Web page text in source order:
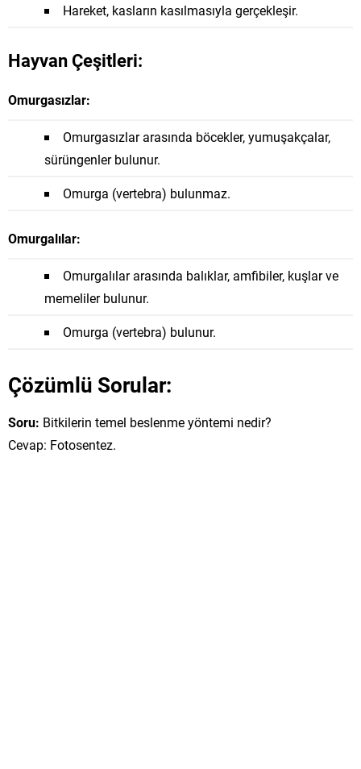
Hareket, kasların kasılmasıyla gerçekleşir.
Hayvan Çeşitleri:
Omurgasızlar:
Omurgasızlar arasında böcekler, yumuşakçalar,
sürüngenler bulunur.
Omurga (vertebra) bulunmaz.
Omurgalılar:
Omurgalılar arasında balıklar, amfibiler, kuşlar ve
memeliler bulunur.
Omurga (vertebra) bulunur.
Çözümlü Sorular:
Soru: Bitkilerin temel beslenme yöntemi nedir?
Cevap: Fotosentez.